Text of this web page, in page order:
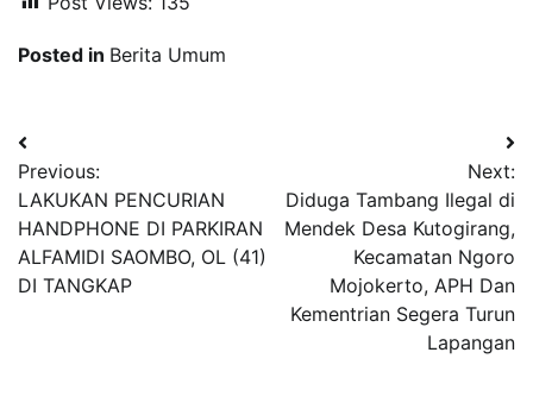
Posted in Berita Umum
Navigasi
pos
Previous:
LAKUKAN PENCURIAN
HANDPHONE DI PARKIRAN
ALFAMIDI SAOMBO, OL (41)
DI TANGKAP
Next:
Diduga Tambang Ilegal di
Mendek Desa Kutogirang,
Kecamatan Ngoro
Mojokerto, APH Dan
Kementrian Segera Turun
Lapangan